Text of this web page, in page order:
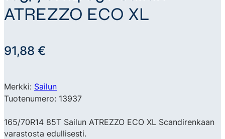
ATREZZO ECO XL
91,88 €
Merkki: Sailun
Tuotenumero: 13937
165/70R14 85T Sailun ATREZZO ECO XL Scandirenkaan
varastosta edullisesti.